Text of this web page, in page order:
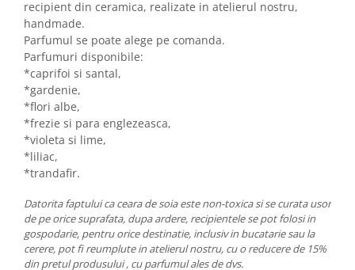
recipient din ceramica, realizate in atelierul nostru,
handmade.
Parfumul se poate alege pe comanda.
Parfumuri disponibile:
*caprifoi si santal,
*gardenie,
*flori albe,
*frezie si para englezeasca,
*violeta si lime,
*liliac,
*trandafir.
Datorita faptului ca ceara de soia este non-toxica si se curata usor
de pe orice suprafata, dupa ardere, recipientele se pot folosi in
gospodarie, pentru orice destinatie, inclusiv in bucatarie sau la
cerere, pot fi reumplute in atelierul nostru, cu o reducere de 15%
din pretul produsului , cu parfumul ales de dvs.